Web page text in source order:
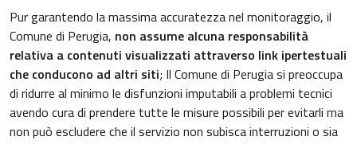
Pur garantendo la massima accuratezza nel monitoraggio, il
Comune di Perugia, non assume alcuna responsabilità
relativa a contenuti visualizzati attraverso link ipertestuali
che conducono ad altri siti; Il Comune di Perugia si preoccupa
di ridurre al minimo le disfunzioni imputabili a problemi tecnici
avendo cura di prendere tutte le misure possibili per evitarli ma
non può escludere che il servizio non subisca interruzioni o sia